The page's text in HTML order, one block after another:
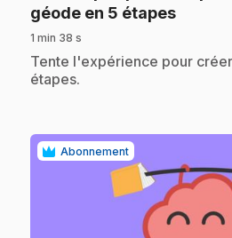
géode en 5 étapes.
1 min 38 s
.Tente l'expérience pour
étapes.
Abonnement